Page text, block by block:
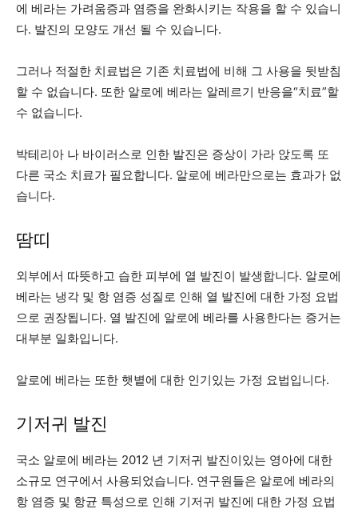
에 베라는 가려움증과 염증을 완화시키는 작용을 할 수 있습니
다. 발진의 모양도 개선 될 수 있습니다.
그러나 적절한 치료법은 기존 치료법에 비해 그 사용을 뒷받침
할 수 없습니다. 또한 알로에 베라는 알레르기 반응을“치료”할
수 없습니다.
박테리아 나 바이러스로 인한 발진은 증상이 가라 앉도록 또
다른 국소 치료가 필요합니다. 알로에 베라만으로는 효과가 없
습니다.
땀띠
외부에서 따뜻하고 습한 피부에 열 발진이 발생합니다. 알로에
베라는 냉각 및 항 염증 성질로 인해 열 발진에 대한 가정 요법
으로 권장됩니다. 열 발진에 알로에 베라를 사용한다는 증거는
대부분 일화입니다.
알로에 베라는 또한 햇볕에 대한 인기있는 가정 요법입니다.
기저귀 발진
국소 알로에 베라는 2012 년 기저귀 발진이있는 영아에 대한
소규모 연구에서 사용되었습니다. 연구원들은 알로에 베라의
항 염증 및 항균 특성으로 인해 기저귀 발진에 대한 가정 요법